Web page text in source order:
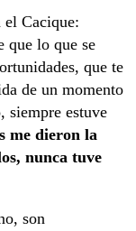
Cacique:
que lo que se
que te
de un momento
siempre estuve
me dieron la
nunca tuve
son